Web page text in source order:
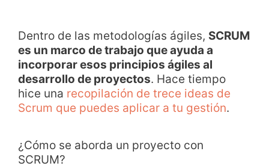
Dentro de las metodologías ágiles, SCRUM
es un marco de trabajo que ayuda a
incorporar esos principios ágiles al
desarrollo de proyectos. Hace tiempo
hice una recopilación de trece ideas de
Scrum que puedes aplicar a tu gestión.
¿Cómo se aborda un proyecto con
SCRUM?